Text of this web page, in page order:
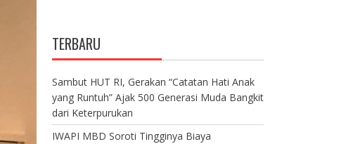
TERBARU
Sambut HUT RI, Gerakan “Catatan Hati Anak
yang Runtuh” Ajak 500 Generasi Muda Bangkit
dari Keterpurukan
IWAPI MBD Soroti Tingginya Biaya